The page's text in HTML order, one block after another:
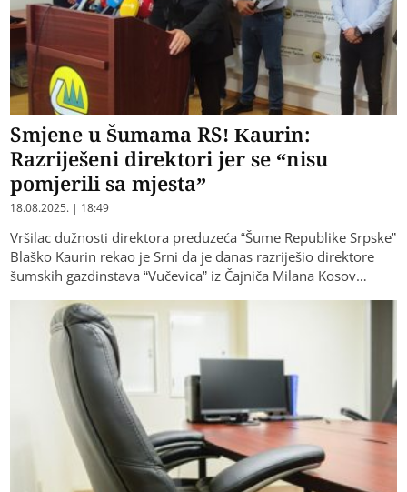
Smjene u Šumama RS! Kaurin:
Razriješeni direktori jer se “nisu
pomjerili sa mjesta”
18.08.2025. | 18:49
Vršilac dužnosti direktora preduzeća “Šume Republike Srpske”
Blaško Kaurin rekao je Srni da je danas razriješio direktore
šumskih gazdinstava “Vučevica” iz Čajniča Milana Kosov…